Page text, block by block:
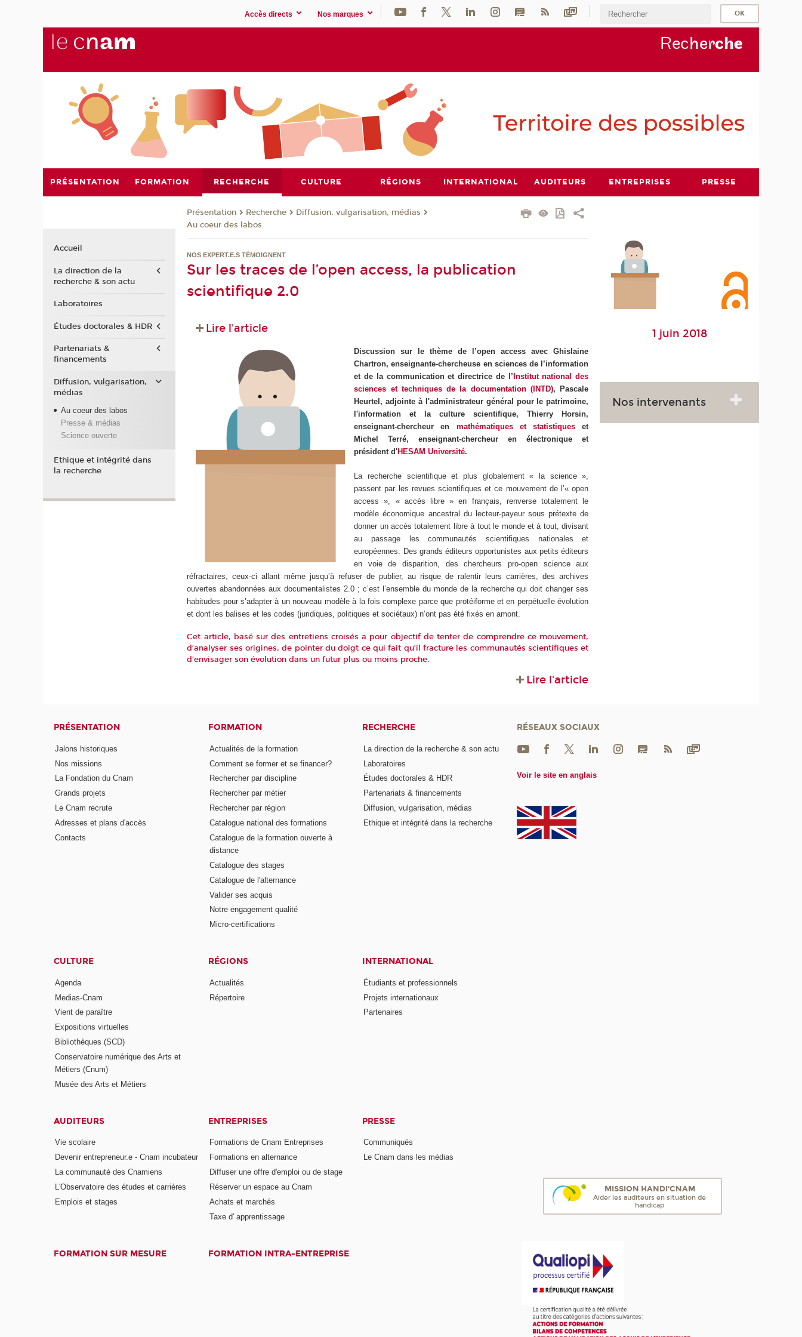
Accès directs Nos marques
Recherche
PRÉSENTATION FORMATION RECHERCHE CULTURE RÉGIONS INTERNATIONAL AUDITEURS ENTREPRISES PRESSE
Présentation Recherche
Diffusion, vulgarisation, médias
Au coeur des labos
NOS EXPERT.E.S TÉMOIGNENT
Sur les traces de l’open access, la publication
scientifique 2.0
Lire l'article
Discussion sur le thème de l’open access avec Ghislaine
Chartron, enseignante-chercheuse en sciences de l’information
et de la communication et directrice de l’ Institut national des
sciences et techniques de la documentation (INTD), Pascale
Heurtel, adjointe à l'administrateur général pour le patrimoine,
l'information et la culture scientifique, Thierry Horsin,
enseignant-chercheur en mathématiques et statistiques et
Michel Terré, enseignant-chercheur en électronique et
président d'HESAM Université.
La recherche scientifique et plus globalement « la science »,
passent par les revues scientifiques et ce mouvement de l’« open
access », « accès libre » en français, renverse totalement le
modèle économique ancestral du lecteur-payeur sous prétexte de
donner un accès totalement libre à tout le monde et à tout, divisant
au passage les communautés scientifiques nationales et
européennes. Des grands éditeurs opportunistes aux petits éditeurs
en voie de disparition, des chercheurs pro-open science aux
réfractaires, ceux-ci allant même jusqu’à refuser de publier, au risque de ralentir leurs carrières, des archives
ouvertes abandonnées aux documentalistes 2.0 ; c’est l’ensemble du monde de la recherche qui doit changer ses
habitudes pour s’adapter à un nouveau modèle à la fois complexe parce que protéiforme et en perpétuelle évolution
et dont les balises et les codes (juridiques, politiques et sociétaux) n’ont pas été fixés en amont.
Cet article, basé sur des entretiens croisés a pour objectif de tenter de comprendre ce mouvement,
d’analyser ses origines, de pointer du doigt ce qui fait qu’il fracture les communautés scientifiques et
d’envisager son évolution dans un futur plus ou moins proche.
Lire l'article
1 juin 2018
Nos intervenants
Accueil
La direction de la
recherche & son actu
Laboratoires
Études doctorales & HDR
Partenariats &
financements
Diffusion, vulgarisation,
médias
Au coeur des labos
Presse & médias
Science ouverte
Ethique et intégrité dans
la recherche
PRÉSENTATION
Jalons historiques
Nos missions
La Fondation du Cnam
Grands projets
Le Cnam recrute
Adresses et plans d'accès
Contacts
FORMATION
Actualités de la formation
Comment se former et se financer?
Rechercher par discipline
Rechercher par métier
Rechercher par région
Catalogue national des formations
Catalogue de la formation ouverte à
distance
Catalogue des stages
Catalogue de l'alternance
Valider ses acquis
Notre engagement qualité
Micro-certifications
RECHERCHE
La direction de la recherche & son actu
Laboratoires
Études doctorales & HDR
Partenariats & financements
Diffusion, vulgarisation, médias
Ethique et intégrité dans la recherche
CULTURE
Agenda
Medias-Cnam
Vient de paraître
Expositions virtuelles
Bibliothèques (SCD)
Conservatoire numérique des Arts et
Métiers (Cnum)
Musée des Arts et Métiers
RÉGIONS
Actualités
Répertoire
INTERNATIONAL
Étudiants et professionnels
Projets internationaux
Partenaires
AUDITEURS
Vie scolaire
Devenir entrepreneur.e - Cnam incubateur
La communauté des Cnamiens
L'Observatoire des études et carrières
Emplois et stages
ENTREPRISES
Formations de Cnam Entreprises
Formations en alternance
Diffuser une offre d'emploi ou de stage
Réserver un espace au Cnam
Achats et marchés
Taxe d' apprentissage
PRESSE
Communiqués
Le Cnam dans les médias
FORMATION SUR MESURE FORMATION INTRA-ENTREPRISE
RÉSEAUX SOCIAUX
Voir le site en anglais
MISSION HANDI'CNAM
Aider les auditeurs en situation de
handicap